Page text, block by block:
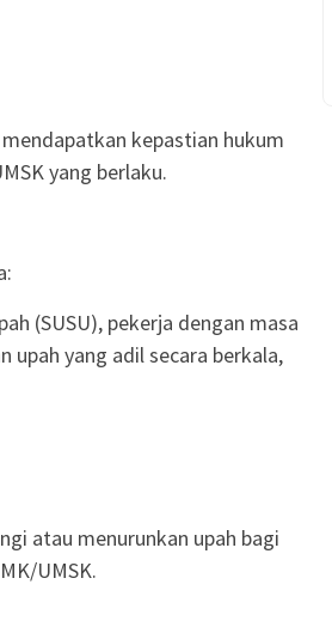
kepastian hukum
yang berlaku.
(SUSU), pekerja dengan masa
upah yang adil secara berkala,
atau menurunkan upah bagi
UMSK.